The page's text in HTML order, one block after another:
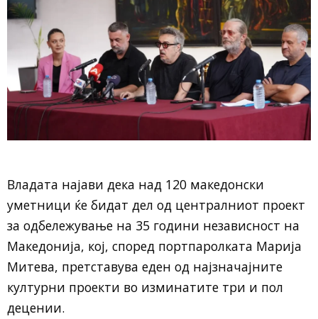
Владата најави дека над 120 македонски
уметници ќе бидат дел од централниот проект
за одбележување на 35 години независност на
Македонија, кој, според портпаролката Марија
Митева, претставува еден од најзначајните
културни проекти во изминатите три и пол
децении.